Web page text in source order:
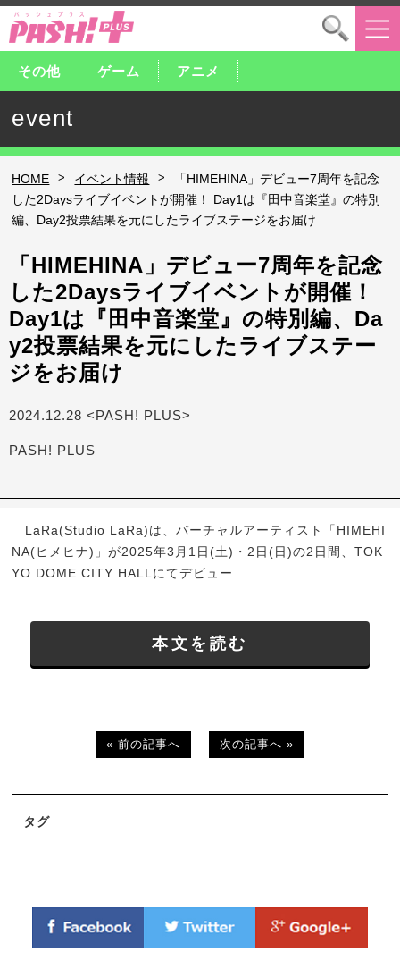
その他 ゲーム アニメ
event
HOME > イベント情報 >
「HIMEHINA」デビュー7周年を記念
した2Daysライブイベントが開催！ Day1は『田中音楽堂』の特別
編、Day2投票結果を元にしたライブステージをお届け
「HIMEHINA」デビュー7周年を記念
した2Daysライブイベントが開催！
Day1は『田中音楽堂』の特別編、Da
y2投票結果を元にしたライブステー
ジをお届け
2024.12.28 <PASH! PLUS>
PASH! PLUS
LaRa(Studio LaRa)は、バーチャルアーティスト「HIMEHI
NA(ヒメヒナ)」が2025年3月1日(土)・2日(日)の2日間、TOK
YO DOME CITY HALLにてデビュー...
本文を読む
« 前の記事へ 次の記事へ »
タグ